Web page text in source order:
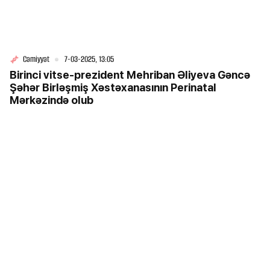
Cəmiyyət 7-03-2025, 13:05
Birinci vitse-prezident Mehriban Əliyeva Gəncə
Şəhər Birləşmiş Xəstəxanasının Perinatal
Mərkəzində olub